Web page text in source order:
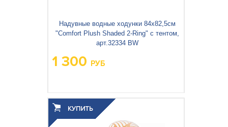
Надувные водные ходунки 84x82,5см
"Comfort Plush Shaded 2-Ring" с тентом,
арт.32334 BW
1 300 РУБ